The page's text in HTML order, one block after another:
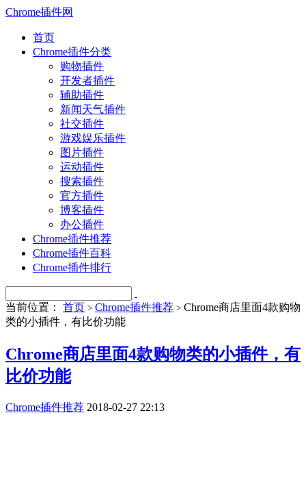
Chrome插件网
首页
Chrome插件分类
购物插件
开发者插件
辅助插件
新闻天气插件
社交插件
游戏娱乐插件
图片插件
运动插件
搜索插件
官方插件
博客插件
办公插件
Chrome插件推荐
Chrome插件百科
Chrome插件排行
当前位置： 首页 > Chrome插件推荐 > Chrome商店里面4款购物
类的小插件，有比价功能
Chrome商店里面4款购物类的小插件，有
比价功能
Chrome插件推荐 2018-02-27 22:13